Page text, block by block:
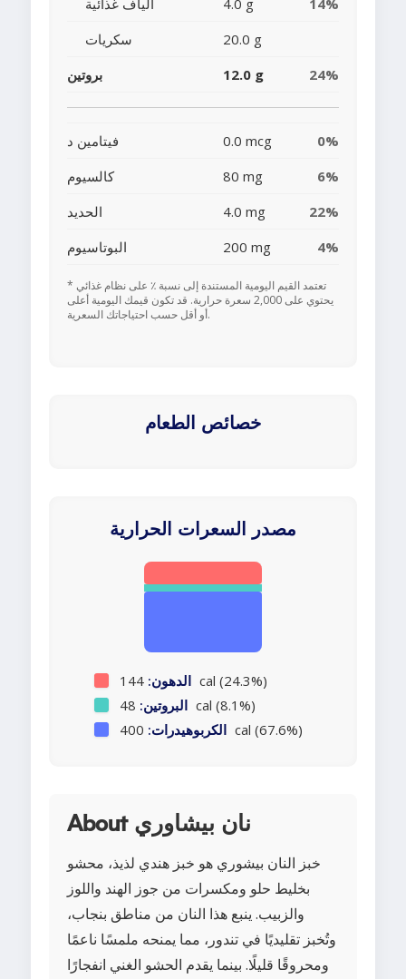
ألياف غذائية 4.0 g
14%
سكريات
20.0 g
بروتين
12.0 g 24%
فيتامين د 0.0 mcg
0%
كالسيوم
80 mg
6%
الحديد
4.0 mg
22%
البوتاسيوم
200 mg 4%
* تعتمد القيم اليومية المستندة إلى نسبة ٪ على نظام غذائي
يحتوي على 2,000 سعرة حرارية. قد تكون قيمك اليومية أعلى
أو أقل حسب احتياجاتك السعرية.
خصائص الطعام
مصدر السعرات الحرارية
الدهون: 144 cal (24.3%)
البروتين: 48 cal (8.1%)
الكربوهيدرات: 400 cal (67.6%)
About نان بيشاوري
خبز النان بيشوري هو خبز هندي لذيذ، محشو
بخليط حلو ومكسرات من جوز الهند واللوز
والزبيب. ينبع هذا النان من مناطق بنجاب،
وتُخبز تقليديًا في تندور، مما يمنحه ملمسًا ناعمًا
ومحروقًا قليلًا. بينما يقدم الحشو الغني انفجارًا